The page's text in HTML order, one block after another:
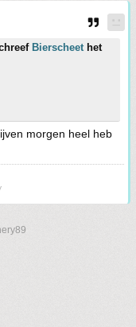
Bierscheet het
morgen heel heb